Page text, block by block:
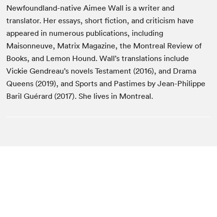
Newfoundland-native Aimee Wall is a writer and
translator. Her essays, short fiction, and criticism have
appeared in numerous publications, including
Maisonneuve, Matrix Magazine, the Montreal Review of
Books, and Lemon Hound. Wall’s translations include
Vickie Gendreau’s novels Testament (2016), and Drama
Queens (2019), and Sports and Pastimes by Jean-Philippe
Baril Guérard (2017). She lives in Montreal.